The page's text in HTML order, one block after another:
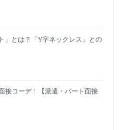
」とは？「Y字ネックレス」との
接コーデ！【派遣・パート面接